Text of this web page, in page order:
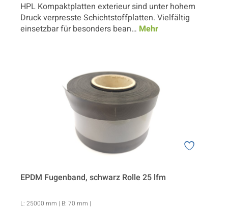
HPL Kompaktplatten exterieur sind unter hohem
Druck verpresste Schichtstoffplatten. Vielfältig
einsetzbar für besonders bean… Mehr
EPDM Fugenband, schwarz Rolle 25 lfm
L: 25000 mm | B: 70 mm |